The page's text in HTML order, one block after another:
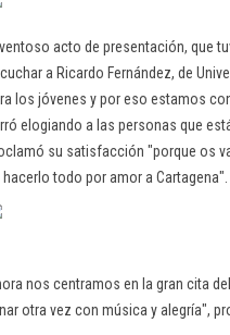
ventoso acto de presentación, que
a Ricardo Fernández, de
los jóvenes y por eso estamos
elogiando a las personas que
su satisfacción "porque os
hacerlo todo por amor a
nos centramos en la gran cita
otra vez con música y alegría",